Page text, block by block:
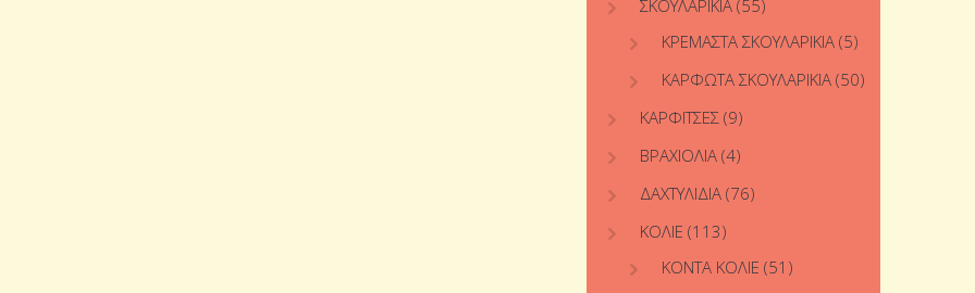
ΣΚΟΥΛΑΡΊΚΙΑ (55)
ΚΡΕΜΑΣΤΆ ΣΚΟΥΛΑΡΊΚΙΑ (5)
ΚΑΡΦΩΤΆ ΣΚΟΥΛΑΡΊΚΙΑ (50)
ΚΑΡΦΊΤΣΕΣ (9)
ΒΡΑΧΙΌΛΙΑ (4)
ΔΑΧΤΥΛΊΔΙΑ (76)
ΚΟΛΙΈ (113)
ΚΟΝΤΆ ΚΟΛΙΈ (51)